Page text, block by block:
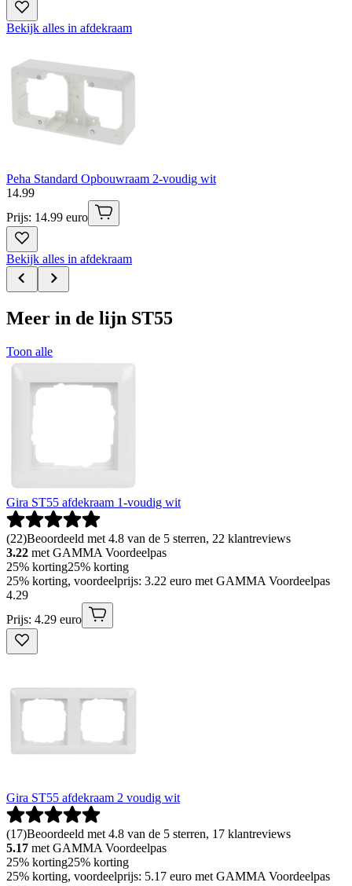
Bekijk alles in afdekraam
Peha Standard Opbouwraam 2-voudig wit
14.99
Prijs: 14.99 euro
Bekijk alles in afdekraam
Meer in de lijn ST55
Toon alle
Gira ST55 afdekraam 1-voudig wit
(22)Beoordeeld met 4.8 van de 5 sterren, 22 klantreviews
3.22 met GAMMA Voordeelpas
25% korting25% korting
25% korting, voordeelprijs: 3.22 euro met GAMMA Voordeelpas
4.29
Prijs: 4.29 euro
Gira ST55 afdekraam 2 voudig wit
(17)Beoordeeld met 4.8 van de 5 sterren, 17 klantreviews
5.17 met GAMMA Voordeelpas
25% korting25% korting
25% korting, voordeelprijs: 5.17 euro met GAMMA Voordeelpas